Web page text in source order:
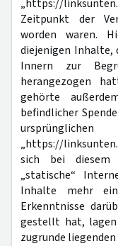
„https://
Zeitpunkt der
worden waren.
diejenigen Inhalte,
Innern zur
herangezogen
gehörte
befindlicher
„https://
sich bei diesem
„statische“
Inhalte mehr
Erkenntnisse
gestellt hat,
zugrunde